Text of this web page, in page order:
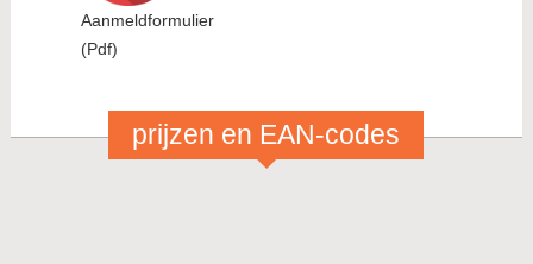
Aanmeldformulier
(Pdf)
prijzen en EAN-codes